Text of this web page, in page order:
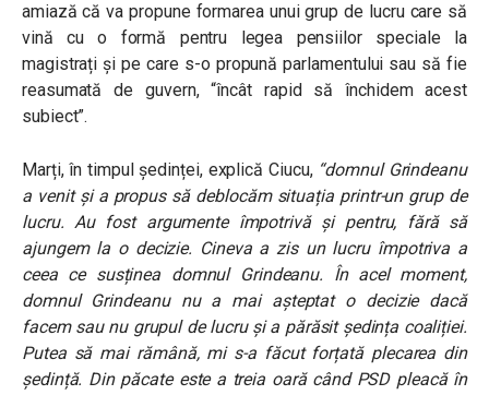
amiază că va propune formarea unui grup de lucru care să
vină cu o formă pentru legea pensiilor speciale la
magistrați și pe care s-o propună parlamentului sau să fie
reasumată de guvern, “încât rapid să închidem acest
subiect”.
Marți, în timpul ședinței, explică Ciucu, “domnul Grindeanu
a venit și a propus să deblocăm situația printr-un grup de
lucru. Au fost argumente împotrivă și pentru, fără să
ajungem la o decizie. Cineva a zis un lucru împotriva a
ceea ce susținea domnul Grindeanu. În acel moment,
domnul Grindeanu nu a mai așteptat o decizie dacă
facem sau nu grupul de lucru și a părăsit ședința coaliției.
Putea să mai rămână, mi s-a făcut forțată plecarea din
ședință. Din păcate este a treia oară când PSD pleacă în